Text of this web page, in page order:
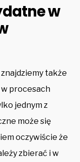
w
także
w procesach
jednym z
może się
oczywiście że
zbierać i w